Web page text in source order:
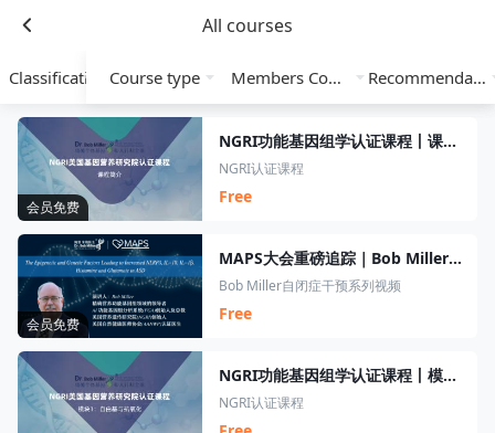
All courses
Classification Course type Members Course Recommendation
会员免费
NGRI功能基因组学认证课程丨课程简介
NGRI认证课程
Free
会员免费
MAPS大会重磅追踪｜Bob Miller自闭症干预系列视频
Bob Miller自闭症干预系列视频
Free
NGRI功能基因组学认证课程丨模块1丨自由基与氧化
NGRI认证课程